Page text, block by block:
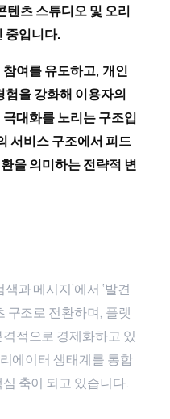
텐츠 스튜디오 및 오리
중입니다.
여를 유도하고, 개인
험을 강화해 이용자의
대화를 노리는 구조입
서비스 구조에서 피드
을 의미하는 전략적 변
과 메시지’에서 ‘발견
구조로 전환하며, 플랫
적으로 경제화하고 있
에이터 생태계를 통합
축이 되고 있습니다.